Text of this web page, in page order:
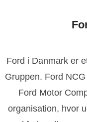
Ford i Danmark er
Gruppen. Ford
Ford Motor
organisation, hvor